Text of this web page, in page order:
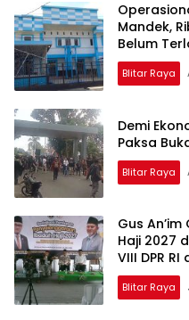
Mandek,
Belum
Blitar Raya
Demi
Paksa
Blitar Raya
Gus
Haji 2027
VIII DPR
Blitar Raya